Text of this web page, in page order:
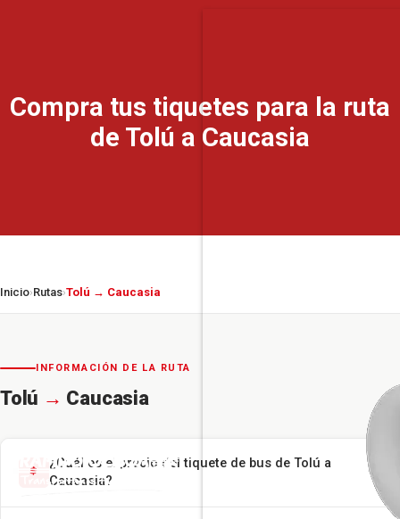
Compra tus tiquetes para la ruta
de Tolú a Caucasia
Inicio›Rutas›Tolú → Caucasia
INFORMACIÓN DE LA RUTA
Tolú → Caucasia
¿Cuál es el precio del tiquete de bus de Tolú a
Caucasia?